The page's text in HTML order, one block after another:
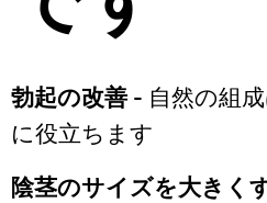
勃起の改善 - 自然の組
に役立ちます
陰茎のサイズを大きく